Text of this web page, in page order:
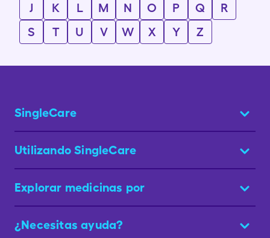
J
K L M N O P Q
R
S
T U V W X Y Z
SingleCare
Utilizando SingleCare
Explorar medicinas por
¿Necesitas ayuda?